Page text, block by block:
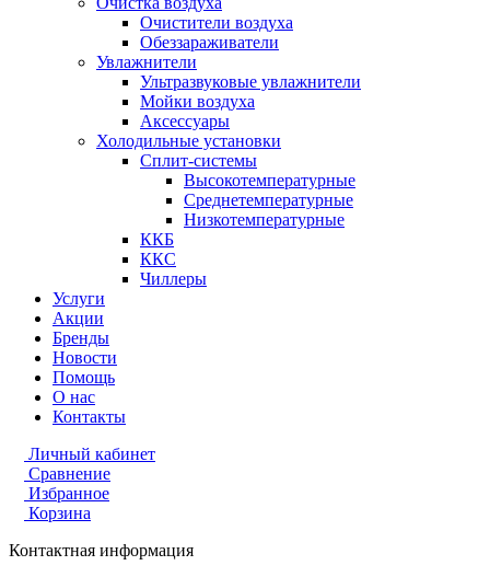
Очистители воздуха
Обеззараживатели
Увлажнители
Ультразвуковые увлажнители
Мойки воздуха
Аксессуары
Холодильные установки
Сплит-системы
Высокотемпературные
Среднетемпературные
Низкотемпературные
ККБ
ККС
Чиллеры
Услуги
Акции
Бренды
Новости
Помощь
О нас
Контакты
Личный кабинет
Сравнение
Избранное
Корзина
Контактная информация